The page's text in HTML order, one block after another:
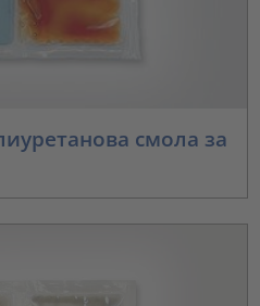
смола за